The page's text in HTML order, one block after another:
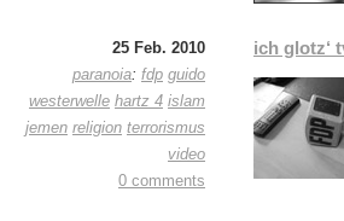
25 Feb. 2010
paranoia: fdp guido
westerwelle hartz 4 islam
jemen religion terrorismus
video
0 comments
ich glotz‘